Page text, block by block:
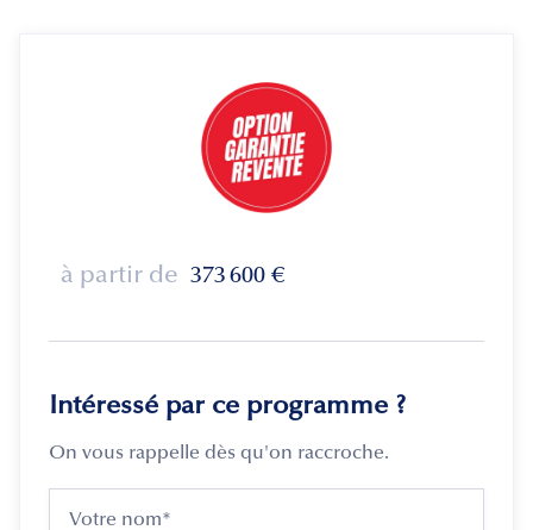
à partir de 373 600 €
Intéressé par ce programme ?
On vous rappelle dès qu'on raccroche.